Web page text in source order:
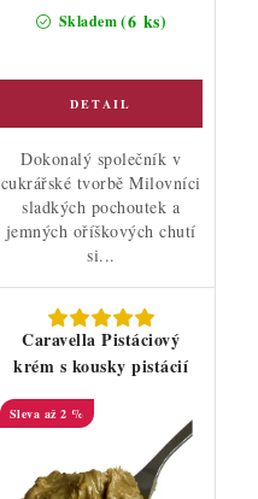
Skladem(6 ks)
Dokonalý společník v
cukrářské tvorbě Milovníci
sladkých pochoutek a
jemných oříškových chutí
si...
Caravella Pistáciový
krém s kousky pistácií
až 2 %